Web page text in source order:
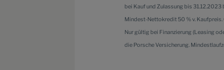
bei Kauf und Zulassung bis 31.12.2023
Mindest-Nettokredit 50 % v.
Nur gültig bei Finanzierung (Leasing
die Porsche Versicherung.